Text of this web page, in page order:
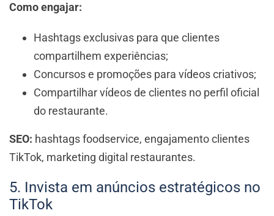
Como engajar:
Hashtags exclusivas para que clientes
compartilhem experiências;
Concursos e promoções para vídeos criativos;
Compartilhar vídeos de clientes no perfil oficial
do restaurante.
SEO: hashtags foodservice, engajamento clientes
TikTok, marketing digital restaurantes.
5. Invista em anúncios estratégicos no
TikTok